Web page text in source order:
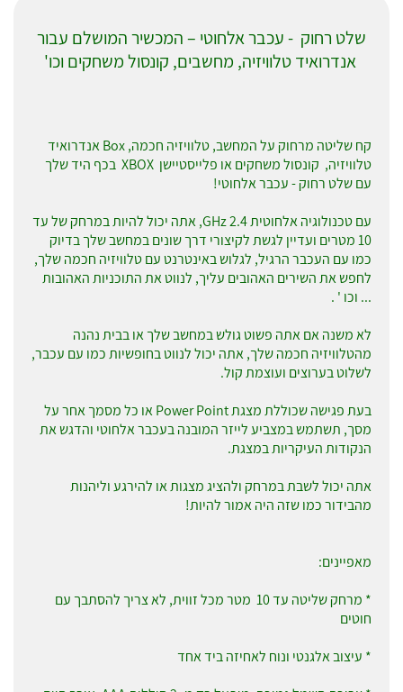
שלט רחוק - עכבר אלחוטי – המכשיר המושלם עבור
אנדרואיד טלוויזיה, מחשבים, קונסול משחקים וכו'
קח שליטה מרחוק על המחשב, טלוויזיה חכמה,Boxאנדרואיד
טלוויזיה, קונסול משחקים או פלייסטיישן XBOX בכף היד שלך
עם שלט רחוק - עכבר אלחוטי!
עם טכנולוגיה אלחוטית 2.4
GHz, אתה יכול להיות במרחק של עד
10 מטרים ועדיין לגשת לקיצורי דרך שונים במחשב שלך בדיוק
כמו עם העכבר הרגיל, לגלוש באינטרנט עם טלוויזיה חכמה שלך,
לחפש את השירים האהובים עליך, לנווט את התוכניות האהובות
... וכו ' .
לא משנה אם אתה פשוט גולש במחשב שלך או בבית נהנה
מהטלוויזיה חכמה שלך, אתה יכול לנווט בחופשיות כמו עם עכבר,
לשלוט בערוצים ועוצמת קול.
בעת פגישה שכוללת מצגתPower Pointאו כל מסמך אחר על
מסך, תשתמש במצביע לייזר המובנה בעכבר אלחוטי והדגש את
הנקודות העיקריות במצגת.
אתה יכול לשבת במרחק ולהציג מצגות או להירגע וליהנות
מהבידור כמו שזה היה אמור להיות!
מאפיינים:
* מרחק שליטה עד 10 מטר מכל זווית, לא צריך להסתבך עם
חוטים
* עיצוב אלגנטי ונוח לאחיזה ביד אחד